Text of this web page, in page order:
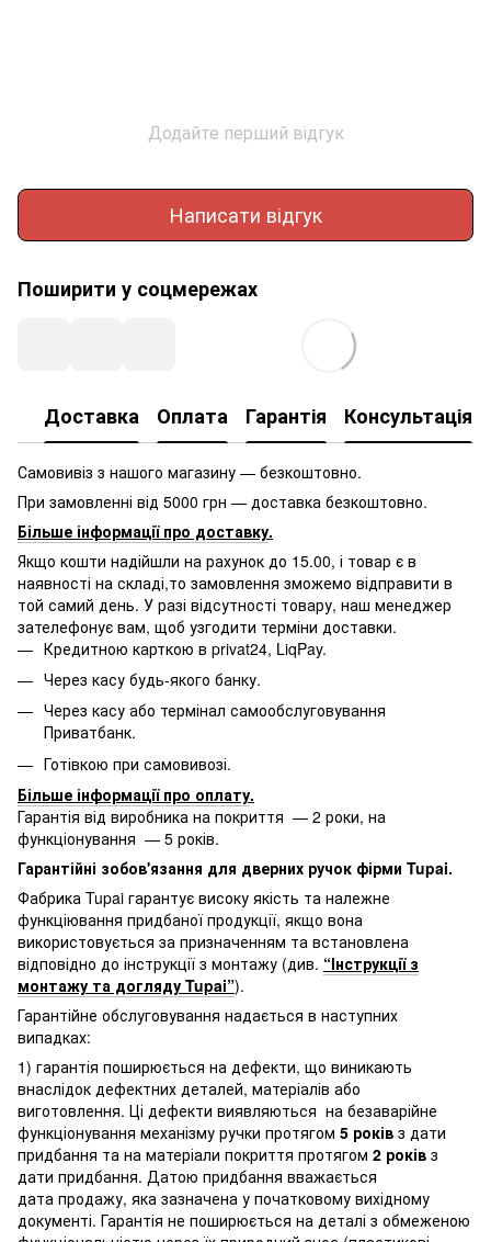
Додайте перший відгук
Написати відгук
Поширити у соцмережах
Доставка Оплата Гарантія Консультація
Самовивіз з нашого магазину — безкоштовно.
При замовленні від 5000 грн — доставка безкоштовно.
Більше інформації про доставку.
Якщо кошти надійшли на рахунок до 15.00, і товар є в
наявності на складі,то замовлення зможемо відправити в
той самий день. У разі відсутності товару, наш менеджер
зателефонує вам, щоб узгодити терміни доставки.
Кредитною карткою в privat24, LiqPay.
Через касу будь-якого банку.
Через касу або термінал самообслуговування
Приватбанк.
Готівкою при самовивозі.
Більше інформації про оплату.
Гарантія від виробника на покриття — 2 роки, на
функціонування — 5 років.
Гарантійні зобов'язання для дверних ручок фірми Tupai.
Фабрика Tupai гарантує високу якість та належне
функціювання придбаної продукції, якщо вона
використовується за призначенням та встановлена
відповідно до інструкції з монтажу (див. “Інструкції з
монтажу та догляду Tupai”).
Гарантійне обслуговування надається в наступних
випадках:
1) гарантія поширюється на дефекти, що виникають
внаслідок дефектних деталей, матеріалів або
виготовлення. Ці дефекти виявляються на безаварійне
функціонування механізму ручки протягом 5 років з дати
придбання та на матеріали покриття протягом 2 років з
дати придбання. Датою придбання вважається
дата продажу, яка зазначена у початковому вихідному
документі. Гарантія не поширюється на деталі з обмеженою